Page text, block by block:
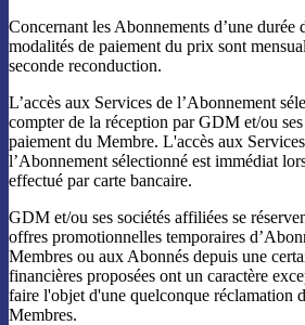
Concernant les Abonnements d’une durée
modalités de paiement du prix sont
seconde reconduction.
L’accès aux Services de l’Abonnement
compter de la réception par GDM et/ou
paiement du Membre. L'accès aux
l’Abonnement sélectionné est immédiat
effectué par carte bancaire.
GDM et/ou ses sociétés affiliées se
offres promotionnelles temporaires
Membres ou aux Abonnés depuis une
financières proposées ont un caractère
faire l'objet d'une quelconque réclamation
Membres.